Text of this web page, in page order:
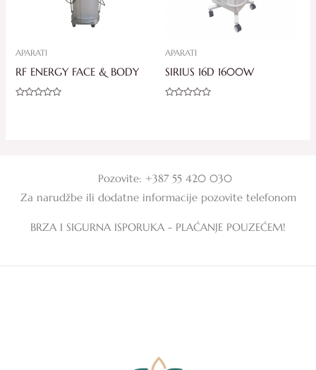
APARATI
RF ENERGY FACE & BODY
APARATI
SIRIUS 16D 1600W
Pozovite: +387 55 420 030
Za narudžbe ili dodatne informacije pozovite telefonom
BRZA I SIGURNA ISPORUKA - PLAĆANJE POUZEĆEM!